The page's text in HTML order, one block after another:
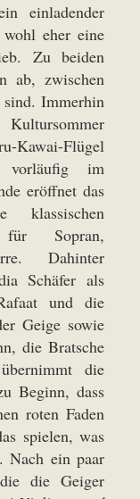
einladender
wohl eher eine
Zu beiden
ab, zwischen
sind. Immerhin
Kawai-Flügel
vorläufig im
eröffnet das
klassischen
Sopran,
Dahinter
Schäfer als
und die
Geige sowie
die Bratsche
die
Beginn, dass
roten Faden
spielen, was
Nach ein paar
die Geiger